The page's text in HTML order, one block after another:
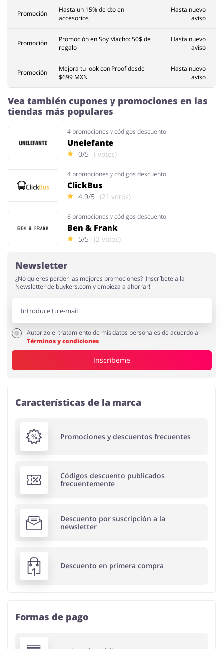
Promoción
Hasta un 15% de dto en
accesorios
Hasta nuevo
aviso
Promoción
Promoción en Soy Macho: 50$ de
regalo
Hasta nuevo
aviso
Promoción
Mejora tu look con Proof desde
$699 MXN
Hasta nuevo
aviso
Vea también cupones y promociones en las
tiendas más populares
4 promociones y códigos descuento
Unelefante
0/5 ( votos)
4 promociones y códigos descuento
ClickBus
4.9/5 (21 votos)
6 promociones y códigos descuento
Ben & Frank
5/5 (2 votos)
Newsletter
¿No quieres perder las mejores promociones? ¡Inscríbete a la
Newsletter de buykers.com y empieza a ahorrar!
Autorizo el tratamiento de mis datos personales de acuerdo a
Términos y condiciones
Inscríbeme
Características de la marca
Promociones y descuentos frecuentes
Códigos descuento publicados
frecuentemente
Descuento por suscripción a la
newsletter
Descuento en primera compra
Formas de pago